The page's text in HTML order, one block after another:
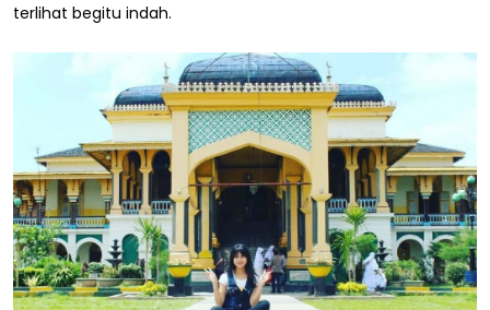
terlihat begitu indah.